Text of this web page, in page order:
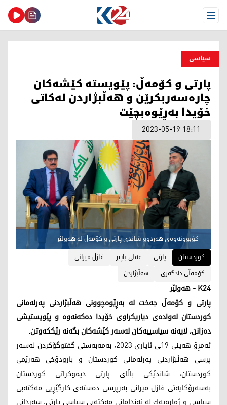
Open Menu
سیاسی
پارتی و کۆمەڵ: پێویستە کێشەکان
چارەسەربکرێن و هەڵبژاردن لەکاتی
خۆیدا بەڕێوەبچێت
2023-05-19 18:11
کۆبوونەوەی هەردوو شاندی پارتی و کۆمەڵ لە هەولێر
کوردستان
پارتی عەلی باپیر
فازڵ میرانی
کۆمەڵی دادگەری
هەڵبژاردن
K24 - هەولێر
پارتی و کۆمەڵ جەخت لە بەڕێوەچوونی هەڵبژاردنی پەرلەمانی
کوردستان لەوادەی دیاریکراوی خۆیدا دەکەنەوە و پێویستیشی
دەزانن، لایەنە سیاسییەکان لەسەر کێشەکان بگەنە رێککەوتن.
ئەمڕۆ هەینی 19ـی ئایاری 2023، بەمەبەستی گفتوگۆکردن لەسەر
پرسی هەڵبژاردنی پەرلەمانی کوردستان و بارودۆخی هەرێمی
کوردستان، شاندێکی باڵای پارتی دیموکراتی کوردستان
بەسەرۆکایەتی فازل میرانی بەرپرسی دەستەی کارگێڕیی مەکتەبی